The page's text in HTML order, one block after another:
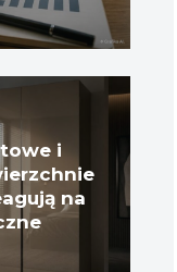
i
na